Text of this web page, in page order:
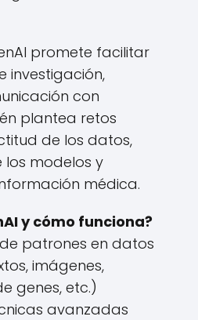
promete facilitar
investigación,
con
plantea retos
de los datos,
modelos y
médica.
y cómo funciona?
patrones en datos
imágenes,
genes, etc.)
avanzadas